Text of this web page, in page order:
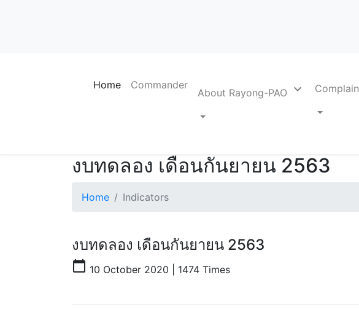
Home Commander
About Rayong-PAO expand_more Complain
งบทดลอง เดือนกันยายน 2563
Home Indicators
งบทดลอง เดือนกันยายน 2563
calendar_today 10 October 2020 | 1474 Times